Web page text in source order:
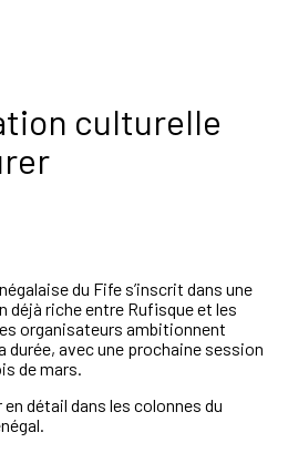
culturelle
du Fife s’inscrit dans une
déjà riche entre Rufisque et les
organisateurs ambitionnent
durée, avec une prochaine session
de mars.
détail dans les colonnes du